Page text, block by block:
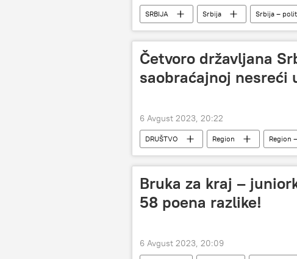
SRBIJA Srbija Srbija –
Četvoro državljana
saobraćajnoj nesreći
6 Avgust 2023, 20:22
DRUŠTVO Region Region
Bruka za kraj –
58 poena razlike!
6 Avgust 2023, 20:09